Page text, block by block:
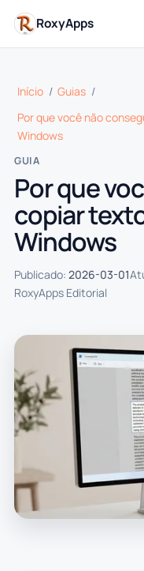
RoxyApps
Início / Guias /
Por que você não
Windows
GUIA
Por que
copiar
Windows
Publicado: 2026-03-01
RoxyApps Editorial